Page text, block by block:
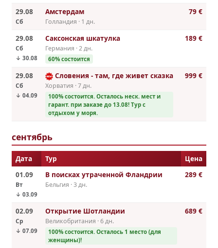
29.08
Сб
Амстердам
Голландия · 1 дн.
79 €
29.08
Сб
↓ 30.08
Саксонская шкатулка
Германия · 2 дн.
60% cостоится
189 €
29.08
Сб
↓ 04.09
Словения - там, где живет сказка
Хорватия · 7 дн.
100% cостоится. Осталось неск. мест и
гарант. при заказе до 13.08! Тур с
отдыхом у моря.
999 €
сентябрь
Дата Тур
Цена
01.09
Вт
↓ 03.09
В поисках утраченной Фландрии
Бельгия · 3 дн.
289 €
02.09
Ср
↓ 07.09
Открытие Шотландии
Великобритания · 6 дн.
100% cостоится. Осталось 1 место (для
женщины)!
689 €